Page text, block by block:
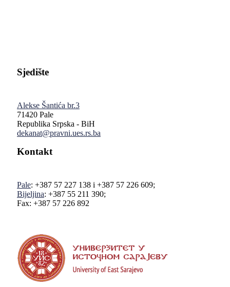
Sjedište
Alekse Šantića br.3
71420 Pale
Republika Srpska - BiH
dekanat@pravni.ues.rs.ba
Kontakt
Pale: +387 57 227 138 i +387 57 226 609;
Bijeljina: +387 55 211 390;
Fax: +387 57 226 892